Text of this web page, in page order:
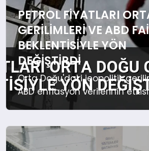
PETROL FIYATLARI
GERILIMLERI VE ABD
BEKLENTISIYLE YÖN
DEĞIŞTIRDI
Orta Doğu'daki jeopolitik
ABD enflasyon verilerinin